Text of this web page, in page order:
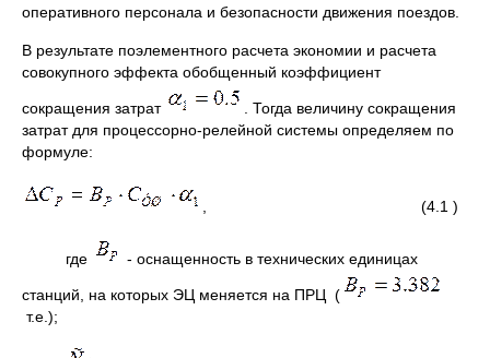
оперативного персонала и безопасности движения поездов.
В результате поэлементного расчета экономии и расчета
совокупного эффекта обобщенный коэффициент
сокращения затрат
. Тогда величину сокращения
затрат для процессорно-релейной системы определяем по
формуле:
, (4.1 )
где - оснащенность в технических единицах
станций, на которых ЭЦ меняется на ПРЦ (
т.е.);